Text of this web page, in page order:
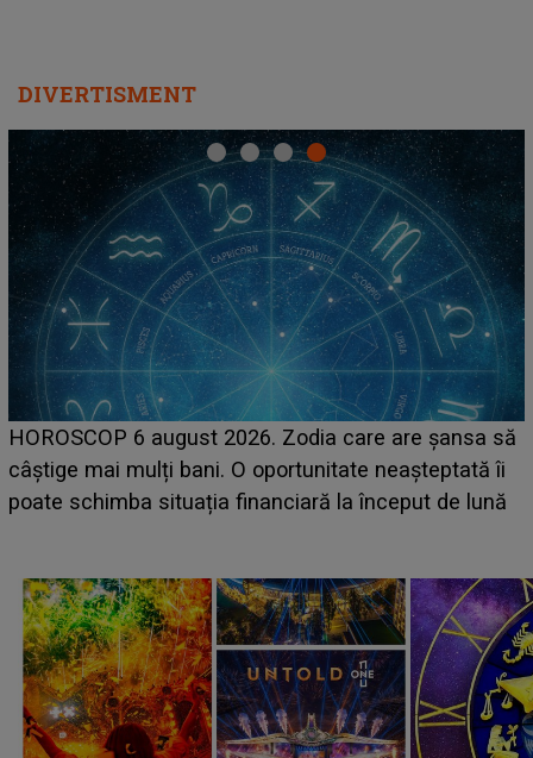
DIVERTISMENT
2026. Zodia care are șansa să
O oportunitate neașteptată îi
financiară la început de lună
LINE-UP UNTOLD
scena principală a
suedeză a ajuns